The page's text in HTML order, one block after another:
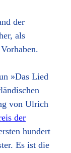
der
als
»Das Lied
von Ulrich
der
hundert
Es ist die